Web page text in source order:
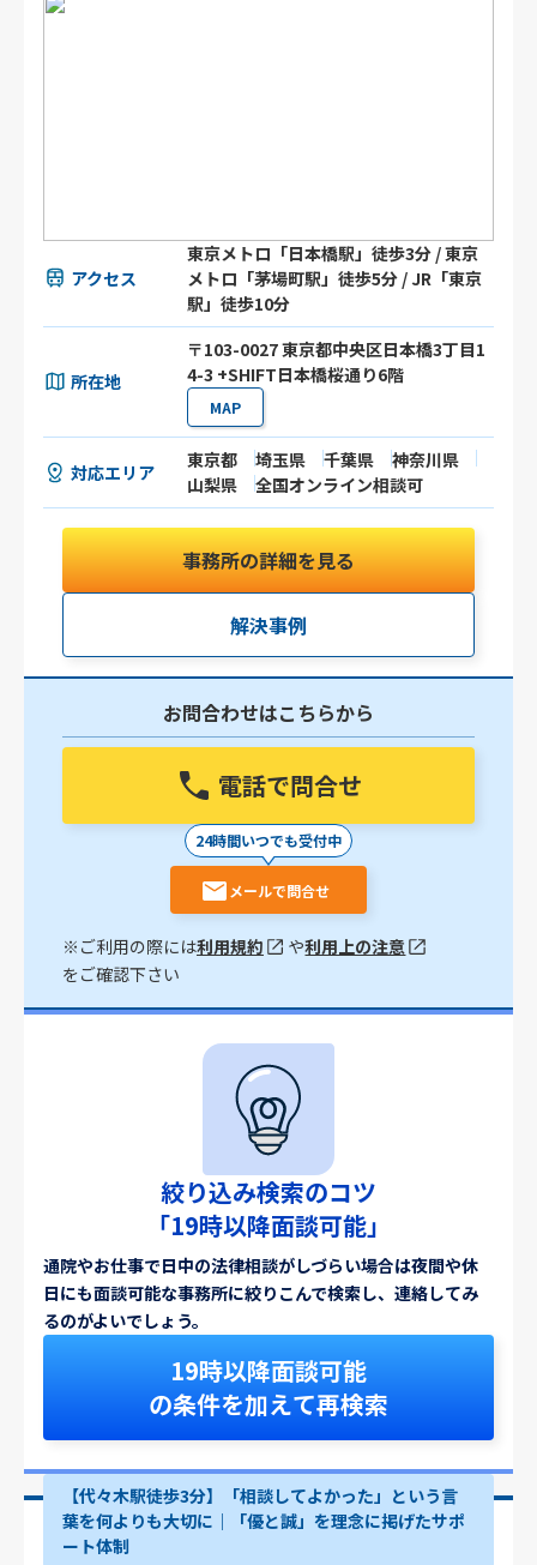
アクセス
東京メトロ「日本橋駅」徒歩3分 / 東京
メトロ「茅場町駅」徒歩5分 / JR「東京
駅」徒歩10分
所在地
〒103-0027 東京都中央区日本橋3丁目1
4-3 +SHIFT日本橋桜通り6階
MAP
対応エリア
東京都 埼玉県 千葉県
神奈川県
山梨県
全国オンライン相談可
事務所の詳細を見る
解決事例
お問合わせはこちらから
電話で問合せ
24時間いつでも受付中
メールで問合せ
※ご利用の際には利用規約 や利用上の注意
をご確認下さい
絞り込み検索のコツ
「19時以降面談可能」
通院やお仕事で日中の法律相談がしづらい場合は夜間や休
日にも面談可能な事務所に絞りこんで検索し、連絡してみ
るのがよいでしょう。
19時以降面談可能
の条件を加えて再検索
【代々木駅徒歩3分】「相談してよかった」という言
葉を何よりも大切に｜「優と誠」を理念に掲げたサポ
ート体制